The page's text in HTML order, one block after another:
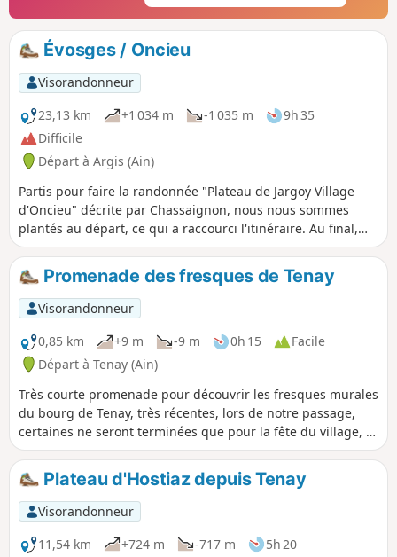
Évosges / Oncieu
Visorandonneur
23,13 km
+1 034 m -1 035 m
9h 35
Difficile
Départ à Argis (Ain)
Partis pour faire la randonnée "Plateau de Jargoy Village
d'Oncieu" décrite par Chassaignon, nous nous sommes
plantés au départ, ce qui a raccourci l'itinéraire. Au final,
arrivés en avance sur l'horaire prévu, on a recherché où se
situait le départ "correct"... et on est repartis pour un tour.
Promenade des fresques de Tenay
Visorandonneur
0,85 km
+9 m -9 m 0h 15
Facile
Départ à Tenay (Ain)
Très courte promenade pour découvrir les fresques murales
du bourg de Tenay, très récentes, lors de notre passage,
certaines ne seront terminées que pour la fête du village, le
10 septembre 2022.
Plateau d'Hostiaz depuis Tenay
Visorandonneur
11,54 km
+724 m -717 m
5h 20